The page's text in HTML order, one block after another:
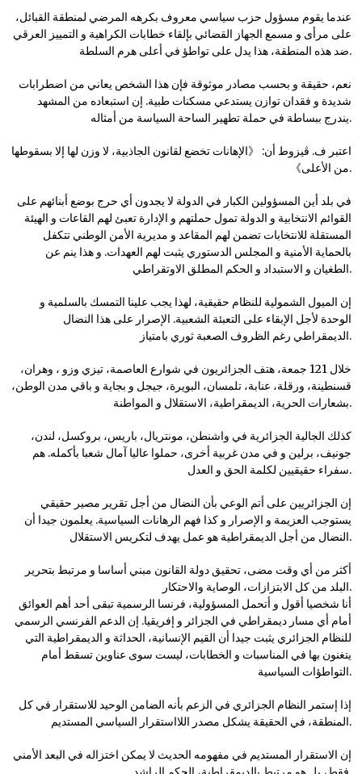
عندما يقوم مسؤول حزب سياسي معروف بكرهه المرضي لمنطقة القبائل،
على مرأى و مسمع الجهاز القضائي بإلقاء خطابات الكراهية و التمييز العرقي
ضد هذه المنطقة، هذا يدل على تواطؤ في أعلى هرم السلطة.
نعم، حقيقة و بحسب مصادر موثوقة فإن هذا الشخص يعاني من اضطرابات
شديدة و فقدان توازن يستدعي مسكنات طبية. إن استبعاده من المشهد
يندرج ببساطة في حملة تطهير الساحة السياسة من أمثاله.
اعتبر ف. ڤيزوط أن: 《الإهانات تخضع لقانون الجاذبية، لا وزن لها إلا بسقوطها
من الأعلى》.
في بلد أين المسؤولين الكبار في الدولة لا يجدون أي حرج بوضع أبنائهم على
القوائم الانتخابية و الدولة تمول حملتهم و الإدارة تعبئ لهم القاعات و الهيئة
المستقلة للانتخابات تضمن لهم المقاعد و مديرية الأمن الوطني تتكفل
بالحماية الأمنية و المجلس الدستوري يثبت لهم العهدات. و هذا ينم عن
الطغيان و الاستبداد و الحكم المطلق الاوتقراطي.
إن الميول الشمولية للنظام حقيقية، لهذا يجب علينا التمسك بالسلمية و
الوحدة لأجل الإبقاء على التعبئة الشعبية. الإصرار على هذا النضال
الديمقراطي رغم الظروف الصعبة ثوري بامتياز.
خلال 121 جمعة، هتف الجزائريون في شوارع العاصمة، تيزي وزو ، وهران،
قسنطينة، ورقلة، عنابة، تلمسان، البويرة، جيجل و بجاية و باقي مدن الوطن،
بشعارات الحرية، الديمقراطية، الاستقلال و المواطنة.
كذلك الجالية الجزائرية في واشنطن، مونتريال، باريس، بروكسل، لندن،
جونيف، برلين و في مدن غربية أخرى، حملوا عاليا آمال شعبا بأكمله. هم
سفراء حقيقيين لكلمة الحق و العدل.
إن الجزائريين على أتم الوعي بأن النضال من أجل تقرير مصير حقيقي
يستوجب العزيمة و الإصرار و كذا فهم الرهانات السياسية. يعلمون جيدا أن
النضال من أجل الديمقراطية هو عمل يهدف لتكريس الاستقلال.
أكثر من أي وقت مضى، تحقيق دولة القانون مبني أساسا و مرتبط بتحرير
البلد من كل الابتزازات، الوصاية والاحتكار.
أنا شخصيا أقول و أتحمل المسؤولية، فرنسا الرسمية تبقى أحد أهم العوائق
أمام أي مسار ديمقراطي في الجزائر و إفريقيا. إن الدعم الفرنسي الرسمي
للنظام الجزائري يثبت جيدا أن القيم الإنسانية، الحداثة و الديمقراطية التي
يتغنون بها في المناسبات و الخطابات، ليست سوى عناوين تسقط أمام
التواطؤات السياسية.
إذا إستمر النظام الجزائري في الزعم بأنه الضامن الوحيد للاستقرار في كل
المنطقة، في الحقيقة يشكل مصدر اللااستقرار السياسي المستديم.
إن الاستقرار المستديم في مفهومه الحديث لا يمكن اختزاله في البعد الأمني